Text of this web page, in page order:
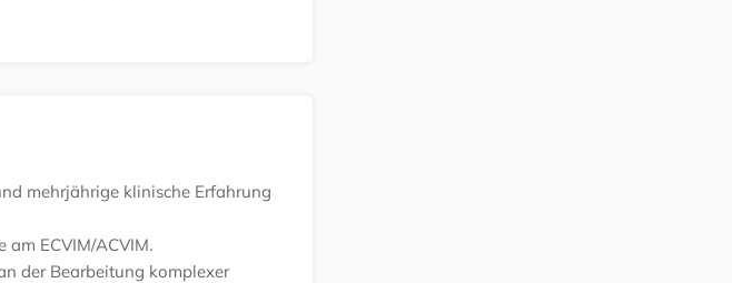
mehrjährige klinische Erfahrung
ECVIM/ACVIM.
der Bearbeitung komplexer